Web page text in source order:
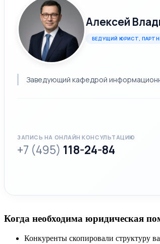
Алексей
ВЕДУЩИЙ ЮРИСТ,
Заведующий кафедрой
ЗАПИСЬ НА ОНЛАЙН КОНСУЛЬТАЦИЮ
+7 (495) 118-24-84
Когда необходима юридическая
Конкуренты скопировали структуру